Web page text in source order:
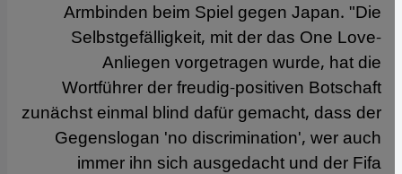
Armbinden beim Spiel gegen Japan. "Die
Selbstgefälligkeit, mit der das One Love-
Anliegen vorgetragen wurde, hat die
Wortführer der freudig-positiven Botschaft
zunächst einmal blind dafür gemacht, dass der
Gegenslogan 'no discrimination', wer auch
immer ihn sich ausgedacht und der Fifa